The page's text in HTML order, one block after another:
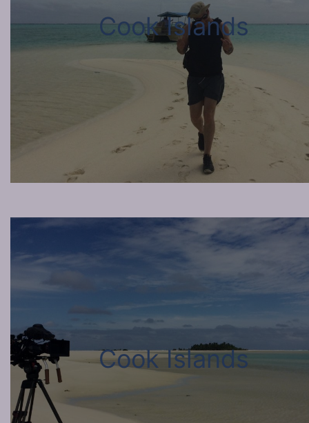
Cook Islands
Cook Islands